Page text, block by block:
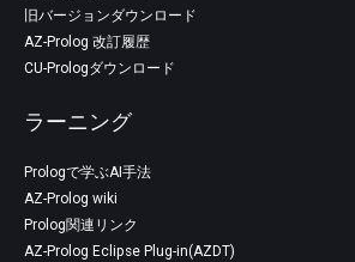
旧バージョンダウンロード
AZ-Prolog 改訂履歴
CU-Prologダウンロード
ラーニング
Prologで学ぶAI手法
AZ-Prolog wiki
Prolog関連リンク
AZ-Prolog Eclipse Plug-in(AZDT)